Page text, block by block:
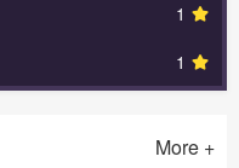
1
1
More +